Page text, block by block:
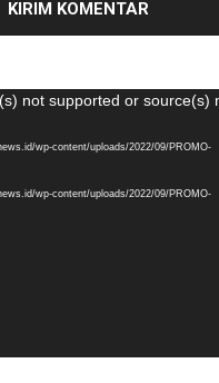
not supported or source(s)
wp-content/uploads/2022/09/PROMO-
wp-content/uploads/2022/09/PROMO-